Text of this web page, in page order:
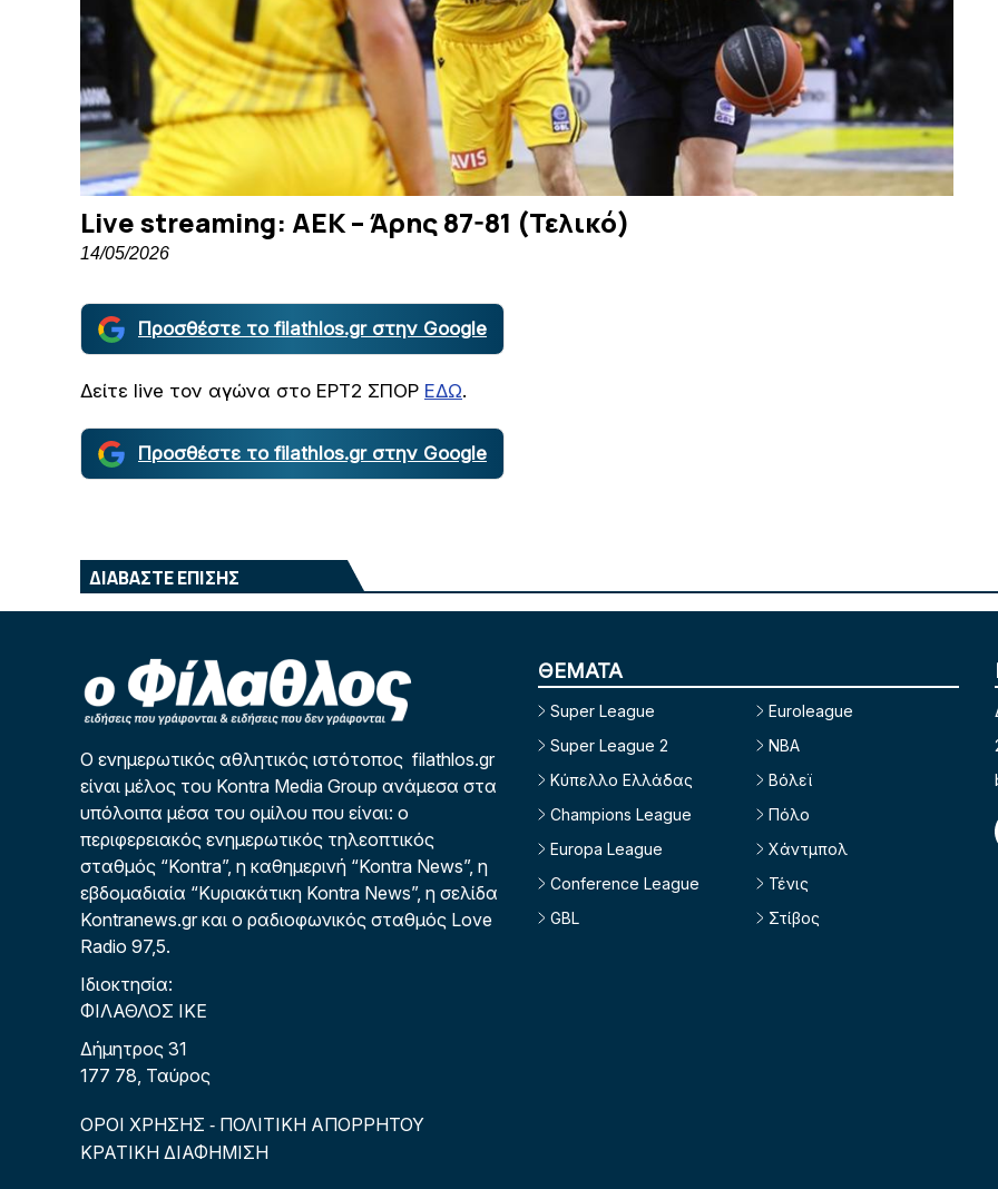
Live streaming: ΑΕΚ – Άρης 87-81 (Τελικό)
14/05/2026
Προσθέστε το filathlos.gr στην Google
Δείτε live τον αγώνα στο ΕΡΤ2 ΣΠΟΡ ΕΔΩ.
Προσθέστε το filathlos.gr στην Google
ΔΙΑΒΑΣΤΕ ΕΠΙΣΗΣ
Ο ενημερωτικός αθλητικός ιστότοπος filathlos.gr
είναι μέλος του Kontra Media Group ανάμεσα στα
υπόλοιπα μέσα του ομίλου που είναι: ο
περιφερειακός ενημερωτικός τηλεοπτικός
σταθμός “Kontra”, η καθημερινή “Kontra News”, η
εβδομαδιαία “Κυριακάτικη Kontra News”, η σελίδα
Kontranews.gr και ο ραδιοφωνικός σταθμός Love
Radio 97,5.
Ιδιοκτησία:
ΦΙΛΑΘΛΟΣ ΙΚΕ
Δήμητρος 31
177 78, Ταύρος
ΟΡΟΙ ΧΡΗΣΗΣ - ΠΟΛΙΤΙΚΗ ΑΠΟΡΡΗΤΟΥ
ΚΡΑΤΙΚΗ ΔΙΑΦΗΜΙΣΗ
ΘΕΜΑΤΑ
Super League
Super League 2
Κύπελλο Ελλάδας
Champions League
Europa League
Conference League
GBL
Euroleague
NBA
Βόλεϊ
Πόλο
Χάντμπολ
Τένις
Στίβος